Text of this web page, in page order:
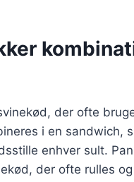
der ofte
i en sandwich,
enhver sult.
der ofte rulles